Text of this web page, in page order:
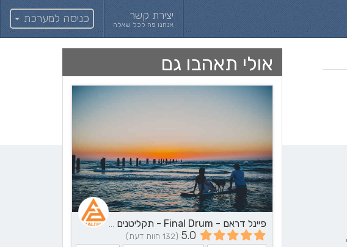
יצירת קשר
אנחנו פה לכל שאלה כניסה למערכת
אולי תאהבו גם
פיינל דראם - Final Drum - תקליטנים - DJ, נגן / הרכב מוזיקלי, שירותי מוזיקה
5.0 (132 חוות דעת)